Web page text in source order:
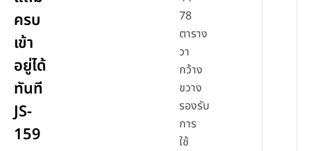
ครบ
เข้า
อยู่ได้
ทันที
JS-
159
78
ตาราง
วา
กว้าง
ขวาง
รองรับ
การ
ใช้